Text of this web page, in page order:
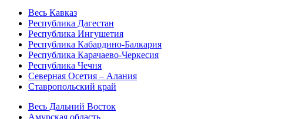
Весь Кавказ
Республика Дагестан
Республика Ингушетия
Республика Кабардино-Балкария
Республика Карачаево-Черкесия
Республика Чечня
Северная Осетия – Алания
Ставропольский край
Весь Дальний Восток
Амурская область